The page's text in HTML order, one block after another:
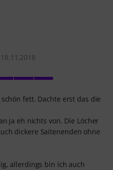
fett. Dachte erst das die
ja eh nichts von. Die Löcher
dickere Saitenenden ohne
allerdings bin ich auch